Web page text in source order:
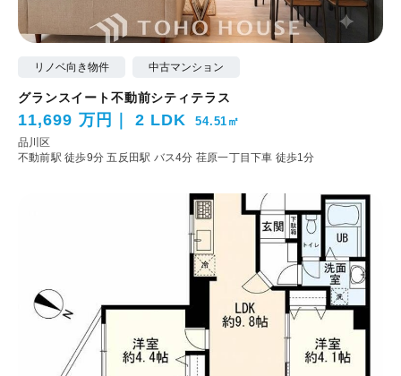
リノベ向き物件 中古マンション
グランスイート不動前シティテラス
11,699 万円 2 LDK 54.51㎡
品川区
不動前駅 徒歩9分五反田駅 バス4分 荏原一丁目下車 徒歩1分